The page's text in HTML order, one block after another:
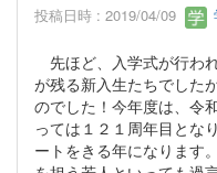
投稿日時 : 2019/04/09
先ほど、入学式が行わ
が残る新入生たちでした
のでした！今年度は、令
っては１２１周年目とな
ートをきる年になります